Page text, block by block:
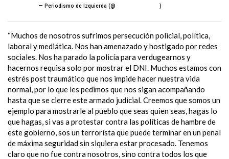
— Periodismo de Izquierda (@ )
“Muchos de nosotros sufrimos persecución policial, política,
laboral y mediática. Nos han amenazado y hostigado por redes
sociales. Nos ha parado la policía para verdugearnos y
hacernos requisa solo por mostrar el DNI. Muchos estamos con
estrés post traumático que nos impide hacer nuestra vida
normal, por lo que les pedimos que nos sigan acompañando
hasta que se cierre este armado judicial. Creemos que somos un
ejemplo para mostrarle al pueblo que seas quien seas, hagas lo
que hagas, si vas a protestar contra las políticas de hambre de
este gobierno, sos un terrorista que puede terminar en un penal
de máxima seguridad sin siquiera estar procesado. Tenemos
claro que no fue contra nosotros, sino contra todos los que